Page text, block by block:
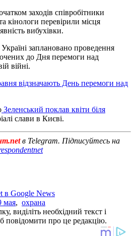
заходів співробітники
кінологи перевірили місця
вибухівки.
заплановано проведення
до Дня перемоги над
війні.
відзначають День перемоги над
Зеленський поклав квіти біля
слави в Києві.
в Telegram. Підписуйтесь на
в Google News
мая, охрана
виділіть необхідний текст і
повідомити про це редакцію.